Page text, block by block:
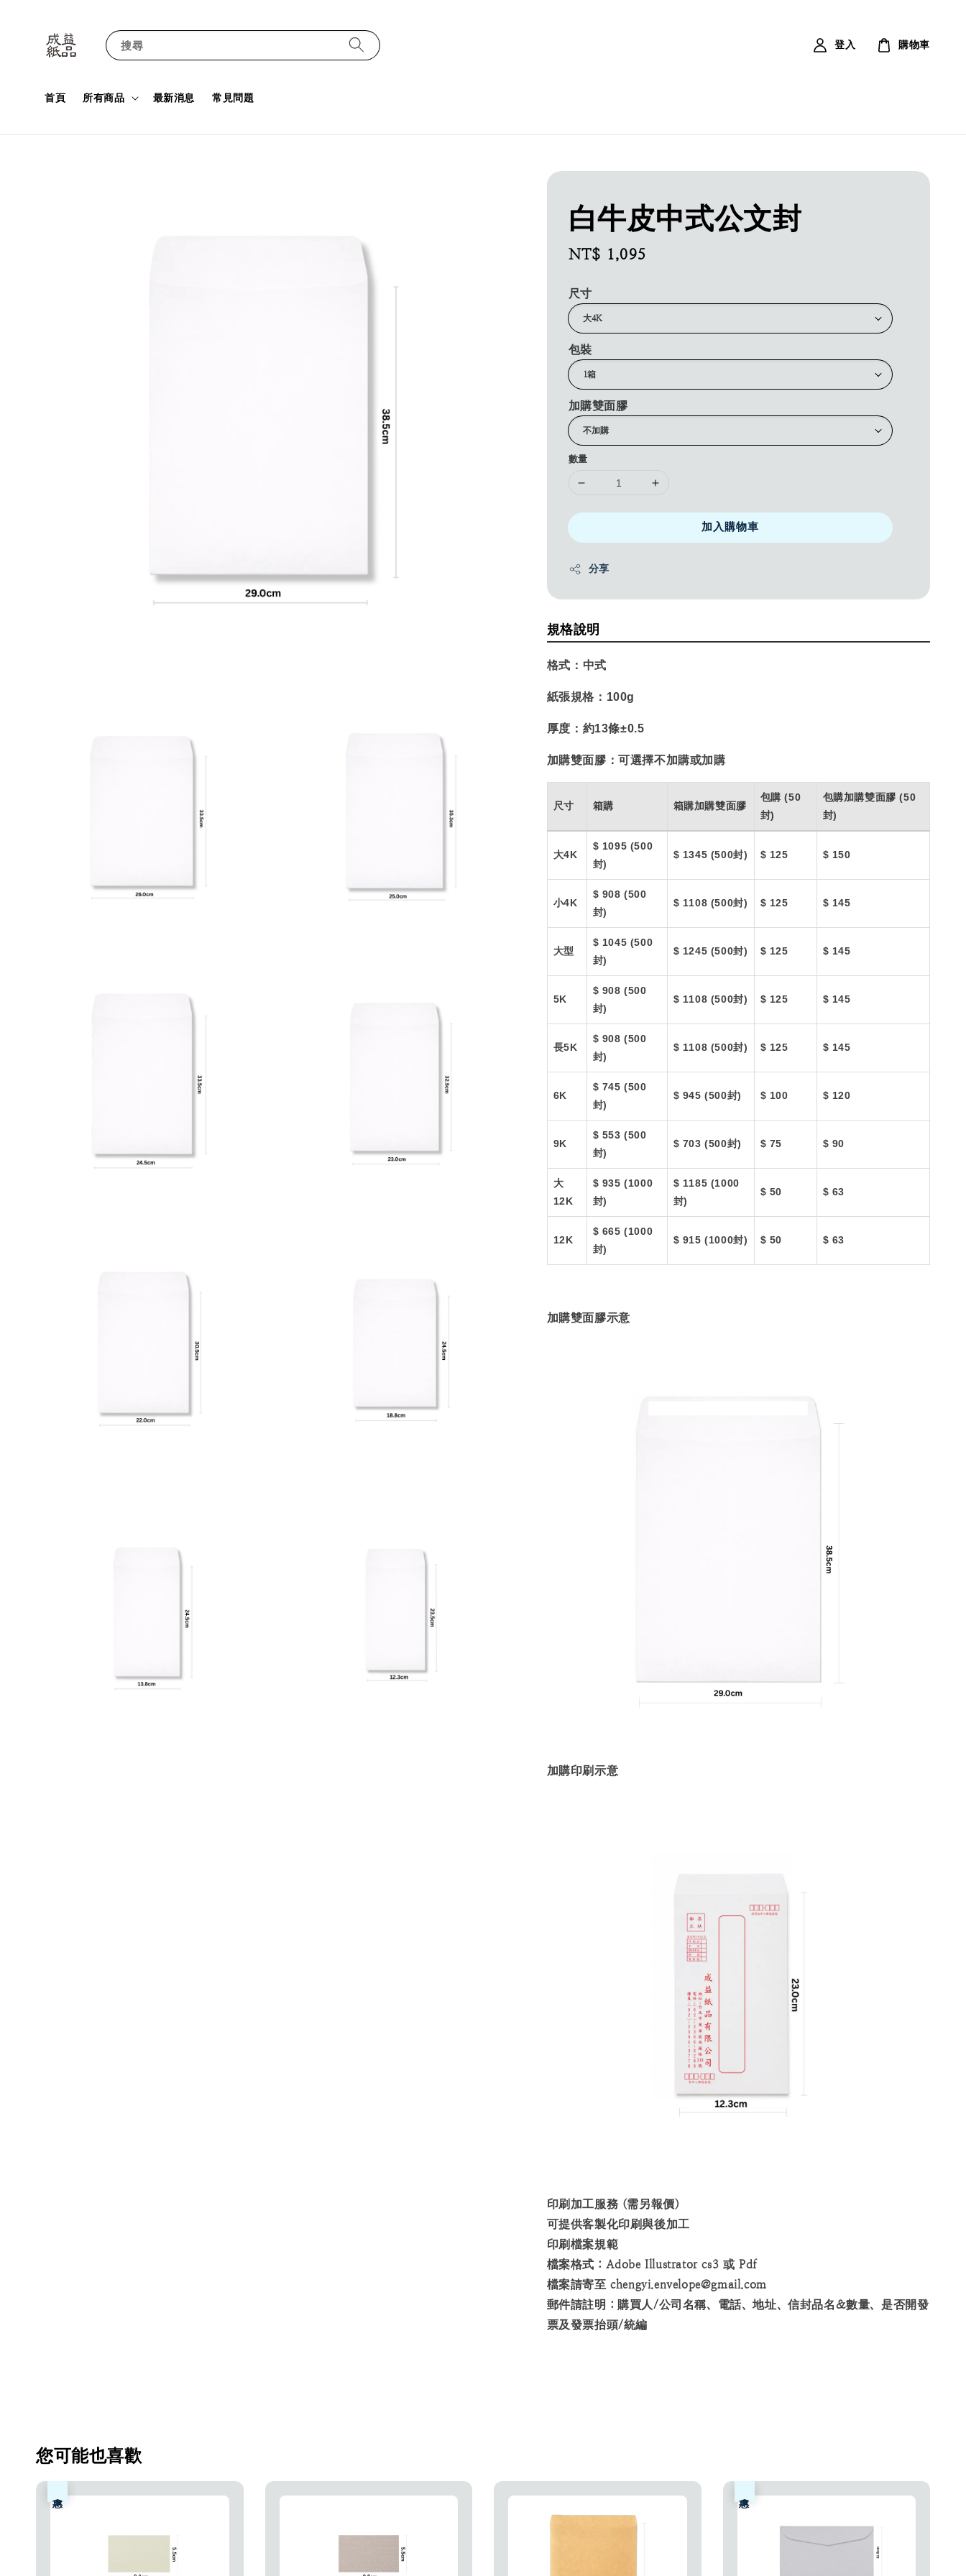
搜尋
首頁 所有商品 最新消息 常見問題
登入 購物車
白牛皮中式公文封
Regular
NT$ 1,095
尺寸
包裝
加購雙面膠
數量
加入購物車
分享
規格說明
格式： 中式
紙張規格： 100g
厚度： 約13條±0.5
加購雙面膠：可選擇不加購或加購
尺寸 箱購 箱購加購雙面膠
包購 (50
封)
包購加購雙面膠 (50
封)
大4K
$ 1095 (500
封)
$ 1345 (500封) $ 125 $ 150
小4K
$ 908 (500
封)
$ 1108 (500封) $ 125 $ 145
大型
$ 1045 (500
封)
$ 1245 (500封) $ 125 $ 145
5K
$ 908 (500
封)
$ 1108 (500封) $ 125 $ 145
長5K
$ 908 (500
封)
$ 1108 (500封) $ 125 $ 145
6K
$ 745 (500
封)
$ 945 (500封) $ 100 $ 120
9K
$ 553 (500
封)
$ 703 (500封) $ 75 $ 90
大
12K
$ 935 (1000
封)
$ 1185 (1000
封)
$ 50 $ 63
12K
$ 665 (1000
封)
$ 915 (1000封) $ 50 $ 63
加購雙面膠示意
加購印刷示意
印刷加工服務 (需另報價)
可提供客製化印刷與後加工
印刷檔案規範
檔案格式：Adobe Illustrator cs3 或 Pdf
檔案請寄至 chengyi.envelope@gmail.com
郵件請註明：購買人/公司名稱、電話、地址、信封品名&數量、是否開發
票及發票抬頭/統編
您可能也喜歡